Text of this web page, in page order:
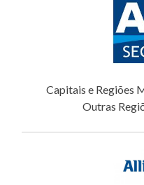
Capitais e Regiões
Outras